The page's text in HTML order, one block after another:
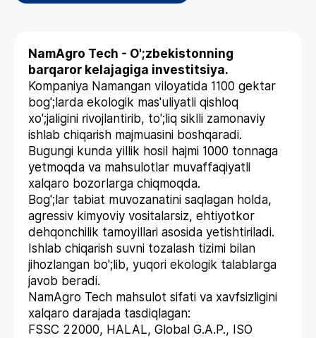
NamAgro Tech - O';zbekistonning
barqaror kelajagiga investitsiya.
Kompaniya Namangan viloyatida 1100 gektar
bog';larda ekologik mas'uliyatli qishloq
xo';jaligini rivojlantirib, to';liq siklli zamonaviy
ishlab chiqarish majmuasini boshqaradi.
Bugungi kunda yillik hosil hajmi 1000 tonnaga
yetmoqda va mahsulotlar muvaffaqiyatli
xalqaro bozorlarga chiqmoqda.
Bog';lar tabiat muvozanatini saqlagan holda,
agressiv kimyoviy vositalarsiz, ehtiyotkor
dehqonchilik tamoyillari asosida yetishtiriladi.
Ishlab chiqarish suvni tozalash tizimi bilan
jihozlangan bo';lib, yuqori ekologik talablarga
javob beradi.
NamAgro Tech mahsulot sifati va xavfsizligini
xalqaro darajada tasdiqlagan:
FSSC 22000, HALAL, Global G.A.P., ISO